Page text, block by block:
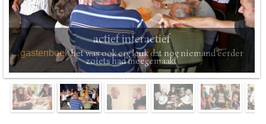
actief interactief
gastenboekhet was ook erg leuk dat nog niemand eerder
zoiets had meegemaakt